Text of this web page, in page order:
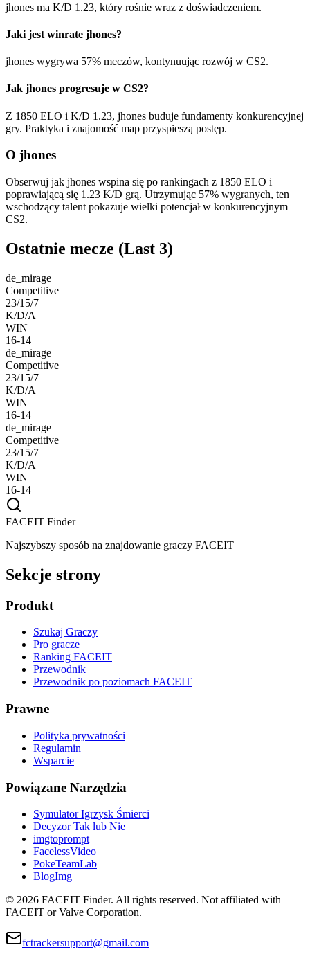
jhones ma K/D 1.23, który rośnie wraz z doświadczeniem.
Jaki jest winrate jhones?
jhones wygrywa 57% meczów, kontynuując rozwój w CS2.
Jak jhones progresuje w CS2?
Z 1850 ELO i K/D 1.23, jhones buduje fundamenty konkurencyjnej
gry. Praktyka i znajomość map przyspieszą postęp.
O jhones
Obserwuj jak jhones wspina się po rankingach z 1850 ELO i
poprawiającą się 1.23 K/D grą. Utrzymując 57% wygranych, ten
wschodzący talent pokazuje wielki potencjał w konkurencyjnym
CS2.
Ostatnie mecze (Last 3)
de_mirage
Competitive
23/15/7
K/D/A
WIN
16-14
de_mirage
Competitive
23/15/7
K/D/A
WIN
16-14
de_mirage
Competitive
23/15/7
K/D/A
WIN
16-14
FACEIT Finder
Najszybszy sposób na znajdowanie graczy FACEIT
Sekcje strony
Produkt
Szukaj Graczy
Pro gracze
Ranking FACEIT
Przewodnik
Przewodnik po poziomach FACEIT
Prawne
Polityka prywatności
Regulamin
Wsparcie
Powiązane Narzędzia
Symulator Igrzysk Śmierci
Decyzor Tak lub Nie
imgtoprompt
FacelessVideo
PokeTeamLab
BlogImg
© 2026 FACEIT Finder. All rights reserved. Not affiliated with
FACEIT or Valve Corporation.
fctrackersupport@gmail.com